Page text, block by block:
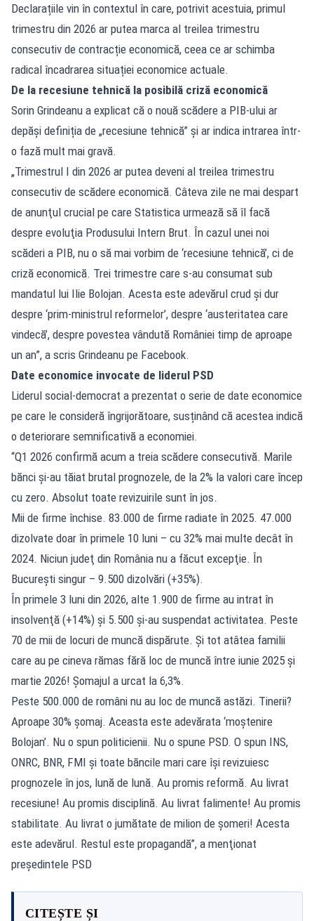
Declarațiile vin în contextul în care, potrivit acestuia, primul
trimestru din 2026 ar putea marca al treilea trimestru
consecutiv de contracție economică, ceea ce ar schimba
radical încadrarea situației economice actuale.
De la recesiune tehnică la posibilă criză economică
Sorin Grindeanu a explicat că o nouă scădere a PIB-ului ar
depăși definiția de „recesiune tehnică” și ar indica intrarea într-
o fază mult mai gravă.
„Trimestrul I din 2026 ar putea deveni al treilea trimestru
consecutiv de scădere economică. Câteva zile ne mai despart
de anunţul crucial pe care Statistica urmează să îl facă
despre evoluţia Produsului Intern Brut. În cazul unei noi
scăderi a PIB, nu o să mai vorbim de ‘recesiune tehnică’, ci de
criză economică. Trei trimestre care s-au consumat sub
mandatul lui Ilie Bolojan. Acesta este adevărul crud şi dur
despre ‘prim-ministrul reformelor’, despre ‘austeritatea care
vindecă’, despre povestea vândută României timp de aproape
un an”, a scris Grindeanu pe Facebook.
Date economice invocate de liderul PSD
Liderul social-democrat a prezentat o serie de date economice
pe care le consideră îngrijorătoare, susținând că acestea indică
o deteriorare semnificativă a economiei.
“Q1 2026 confirmă acum a treia scădere consecutivă. Marile
bănci şi-au tăiat brutal prognozele, de la 2% la valori care încep
cu zero. Absolut toate revizuirile sunt în jos.
Mii de firme închise. 83.000 de firme radiate în 2025. 47.000
dizolvate doar în primele 10 luni – cu 32% mai multe decât în
2024. Niciun judeţ din România nu a făcut excepţie. În
Bucureşti singur – 9.500 dizolvări (+35%).
În primele 3 luni din 2026, alte 1.900 de firme au intrat în
insolvenţă (+14%) şi 5.500 şi-au suspendat activitatea. Peste
70 de mii de locuri de muncă dispărute. Şi tot atâtea familii
care au pe cineva rămas fără loc de muncă între iunie 2025 şi
martie 2026! Şomajul a urcat la 6,3%.
Peste 500.000 de români nu au loc de muncă astăzi. Tinerii?
Aproape 30% şomaj. Aceasta este adevărata ‘moştenire
Bolojan’. Nu o spun politicienii. Nu o spune PSD. O spun INS,
ONRC, BNR, FMI şi toate băncile mari care îşi revizuiesc
prognozele în jos, lună de lună. Au promis reformă. Au livrat
recesiune! Au promis disciplină. Au livrat falimente! Au promis
stabilitate. Au livrat o jumătate de milion de şomeri! Acesta
este adevărul. Restul este propagandă”, a menţionat
preşedintele PSD
CITEȘTE ȘI